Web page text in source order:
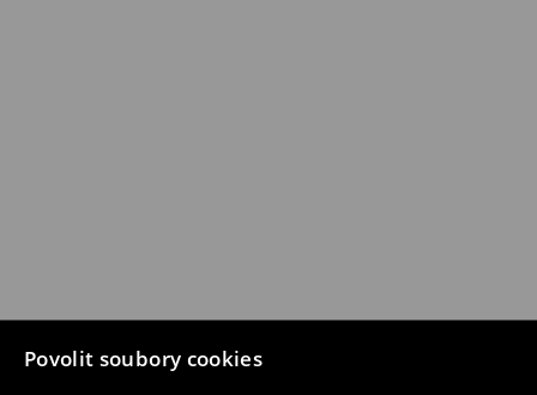
Povolit soubory cookies